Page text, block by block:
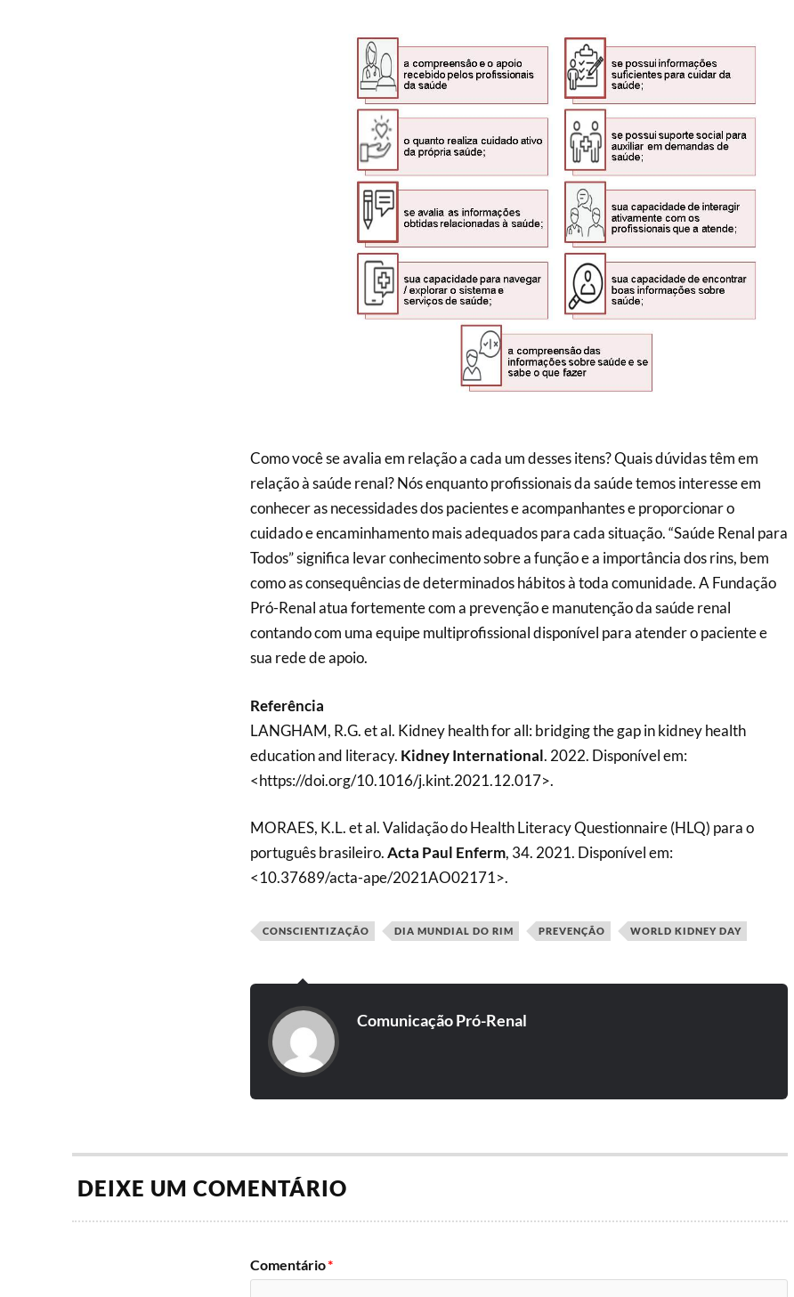
Como você se avalia em relação a cada um desses itens? Quais dúvidas têm em
relação à saúde renal? Nós enquanto profissionais da saúde temos interesse em
conhecer as necessidades dos pacientes e acompanhantes e proporcionar o
cuidado e encaminhamento mais adequados para cada situação. “Saúde Renal para
Todos” significa levar conhecimento sobre a função e a importância dos rins, bem
como as consequências de determinados hábitos à toda comunidade. A Fundação
Pró-Renal atua fortemente com a prevenção e manutenção da saúde renal
contando com uma equipe multiprofissional disponível para atender o paciente e
sua rede de apoio.
Referência
LANGHAM, R.G. et al. Kidney health for all: bridging the gap in kidney health
education and literacy. Kidney International. 2022. Disponível em:
<https://doi.org/10.1016/j.kint.2021.12.017>.
MORAES, K.L. et al. Validação do Health Literacy Questionnaire (HLQ) para o
português brasileiro.Acta Paul Enferm, 34. 2021. Disponível em:
<10.37689/acta-ape/2021AO02171>.
CONSCIENTIZAÇÃO DIA MUNDIAL DO RIM PREVENÇÃO WORLD KIDNEY DAY
Comunicação Pró-Renal
DEIXE UM COMENTÁRIO
Comentário*